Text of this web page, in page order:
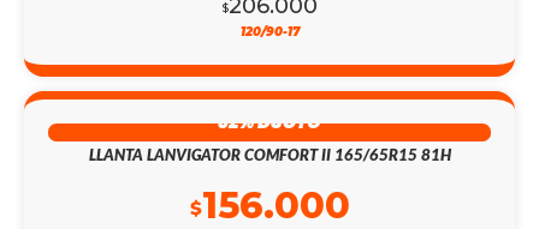
$206.000
120/90-17
32% DSCTO
LLANTA LANVIGATOR COMFORT II 165/65R15 81H
$156.000